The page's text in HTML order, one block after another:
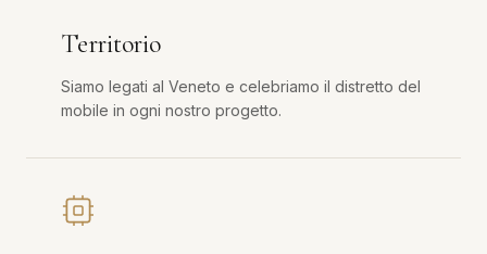
Territorio
Siamo legati al Veneto e celebriamo il distretto del
mobile in ogni nostro progetto.